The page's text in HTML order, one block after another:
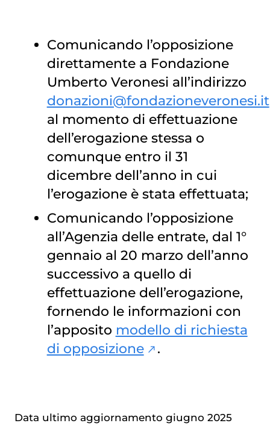
Comunicando l’opposizione
direttamente a Fondazione
Umberto Veronesi all’indirizzo
donazioni@fondazioneveronesi.it
al momento di effettuazione
dell’erogazione stessa o
comunque entro il 31
dicembre dell’anno in cui
l’erogazione è stata effettuata;
Comunicando l’opposizione
all’Agenzia delle entrate, dal 1°
gennaio al 20 marzo dell’anno
successivo a quello di
effettuazione dell’erogazione,
fornendo le informazioni con
l’apposito modello di richiesta
di opposizione
.
Data ultimo aggiornamento giugno 2025